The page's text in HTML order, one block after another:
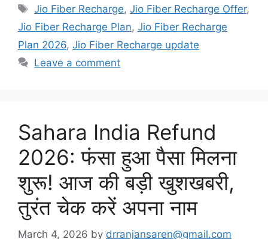
Tags
Jio Fiber Recharge,Jio Fiber Recharge Offer,
Jio Fiber Recharge Plan, Jio Fiber Recharge
Plan 2026, Jio Fiber Recharge update
Leave a comment
Sahara India Refund
2026: फंसा हुआ पैसा मिलना
शुरू! आज की बड़ी खुशखबरी,
तुरंत चेक करें अपना नाम
March 4, 2026 by drranjansaren@gmail.com